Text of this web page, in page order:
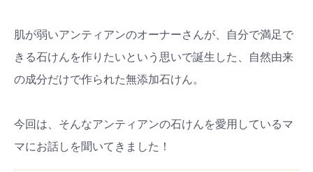
肌が弱いアンティアンのオーナーさんが、自分で満足で
きる石けんを作りたいという思いで誕生した、自然由来
の成分だけで作られた無添加石けん。
今回は、そんなアンティアンの石けんを愛用しているマ
マにお話しを聞いてきました！